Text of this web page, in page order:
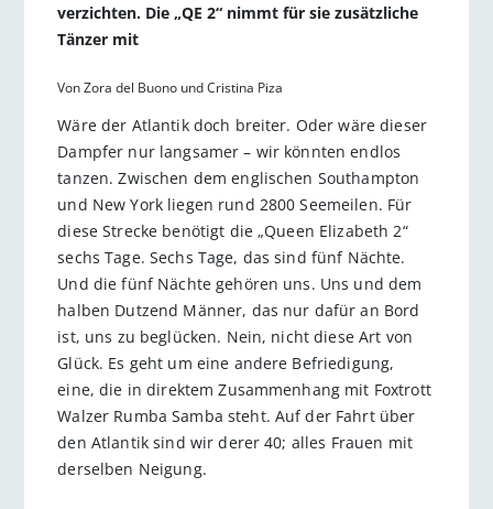
verzichten. Die „QE 2“ nimmt für sie zusätzliche
Tänzer mit
Von Zora del Buono und Cristina Piza
Wäre der Atlantik doch breiter. Oder wäre dieser
Dampfer nur langsamer – wir könnten endlos
tanzen. Zwischen dem englischen Southampton
und New York liegen rund 2800 Seemeilen. Für
diese Strecke benötigt die „Queen Elizabeth 2“
sechs Tage. Sechs Tage, das sind fünf Nächte.
Und die fünf Nächte gehören uns. Uns und dem
halben Dutzend Männer, das nur dafür an Bord
ist, uns zu beglücken. Nein, nicht diese Art von
Glück. Es geht um eine andere Befriedigung,
eine, die in direktem Zusammenhang mit Foxtrott
Walzer Rumba Samba steht. Auf der Fahrt über
den Atlantik sind wir derer 40; alles Frauen mit
derselben Neigung.